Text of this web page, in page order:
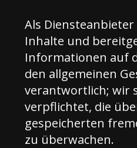
Als
Inhalte und
Informationen auf
den allgemeinen
verantwortlich; wir
verpflichtet, die
gespeicherten
zu überwachen.